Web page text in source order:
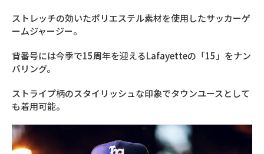
ストレッチの効いたポリエステル素材を使用したサッカーゲ
ームジャージー。
背番号には今季で15周年を迎えるLafayetteの「15」をナン
バリング。
ストライプ柄のスタイリッシュな印象でタウンユースとして
も着用可能。